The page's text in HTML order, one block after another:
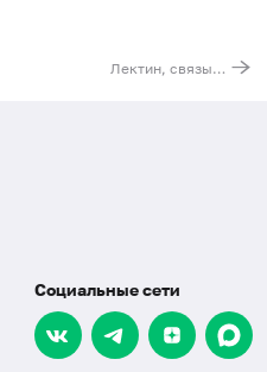
Лектин, связывающий маннозу (MBL2). Выявление мутации G170A (Gly57Glu)
Социальные сети